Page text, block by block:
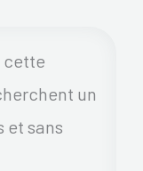
cette
un
et sans